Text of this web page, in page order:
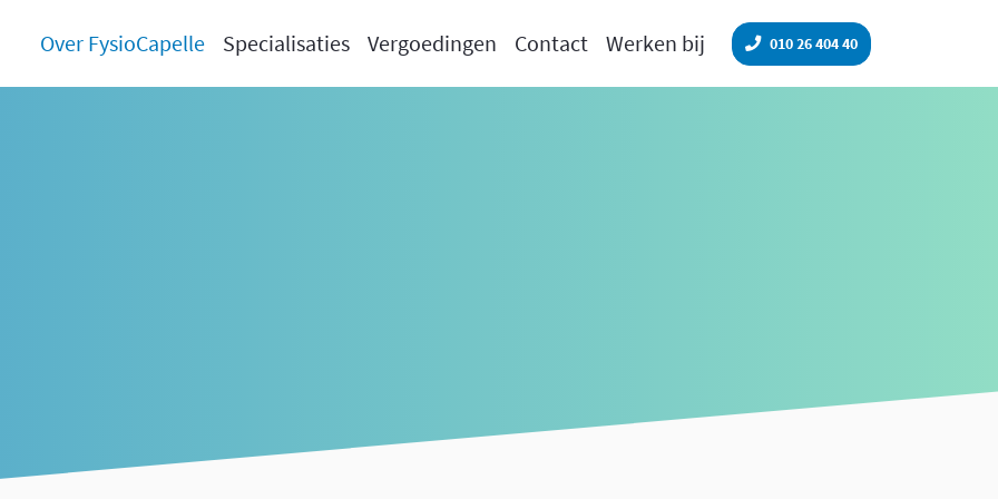
Over FysioCapelle Specialisaties Vergoedingen Contact Werken bij 010 26 404 40